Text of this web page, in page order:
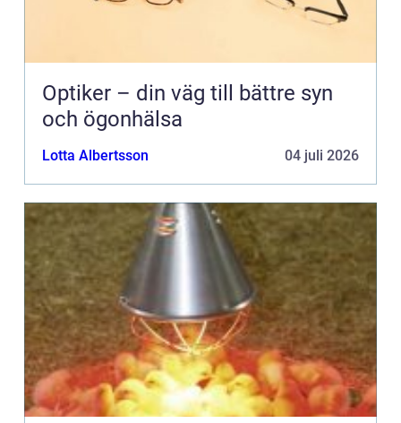
Optiker – din väg till bättre syn
och ögonhälsa
Lotta Albertsson 04 juli 2026